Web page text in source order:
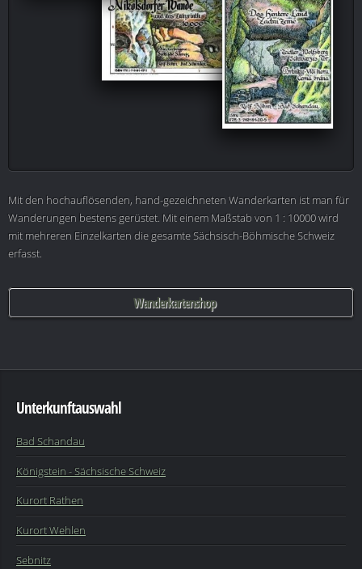
Mit den hochauflösenden, hand-gezeichneten Wanderkarten ist man für
Wanderungen bestens gerüstet. Mit einem Maßstab von 1 : 10000 wird
mit mehreren Einzelkarten die gesamte Sächsisch-Böhmische Schweiz
erfasst.
Wanderkartenshop
Unterkunftauswahl
Bad Schandau
Königstein - Sächsische Schweiz
Kurort Rathen
Kurort Wehlen
Sebnitz